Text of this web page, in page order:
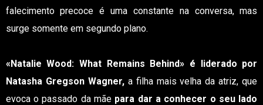
falecimento precoce é uma constante na conversa, mas
surge somente em segundo plano.
«Natalie Wood: What Remains Behind» é liderado por
Natasha Gregson Wagner,a filha mais velha da atriz, que
evoca o passado da mãe para dar a conhecer o seu lado